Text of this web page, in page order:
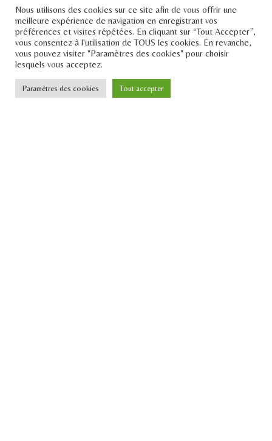
Le Pont
Téléphone : +33 1 43 25 23 57
Email : contact[at]lepontdesidees.fr
Nous utilisons des cookies sur ce site afin de vous offrir une
meilleure expérience de navigation en enregistrant vos
préférences et visites répétées. En cliquant sur “Tout Accepter”,
vous consentez à l'utilisation de TOUS les cookies. En revanche,
vous pouvez visiter "Paramètres des cookies" pour choisir
lesquels vous acceptez.
Paramètres des cookies Tout accepter